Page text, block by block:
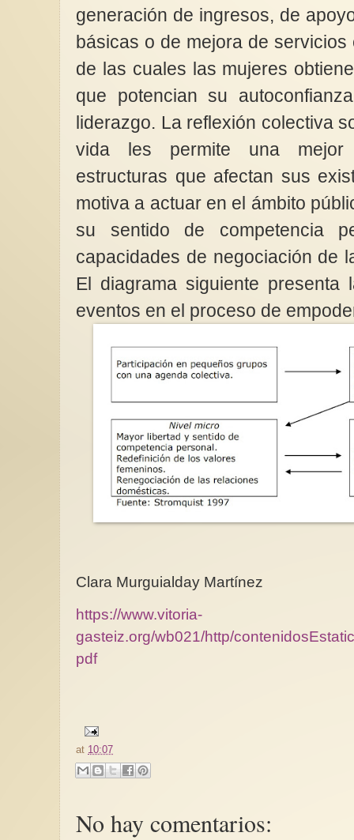
generación de ingresos, de
básicas o de mejora de
de las cuales las mujeres
que potencian su
liderazgo. La reflexión colectiva
vida les permite una mejor
estructuras que afectan sus
motiva a actuar en el ámbito
su sentido de competencia
capacidades de negociación de
El diagrama siguiente presenta
eventos en el proceso de
Clara Murguialday Martínez
https://www.vitoria-
gasteiz.org/wb021/http/
pdf
at 10:07
No hay comentarios: